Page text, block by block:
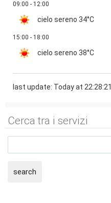
09:00 - 12:00
cielo sereno 34°C
15:00 - 18:00
cielo sereno 38°C
last update: Today at 22:28:21
Cerca tra i servizi
search